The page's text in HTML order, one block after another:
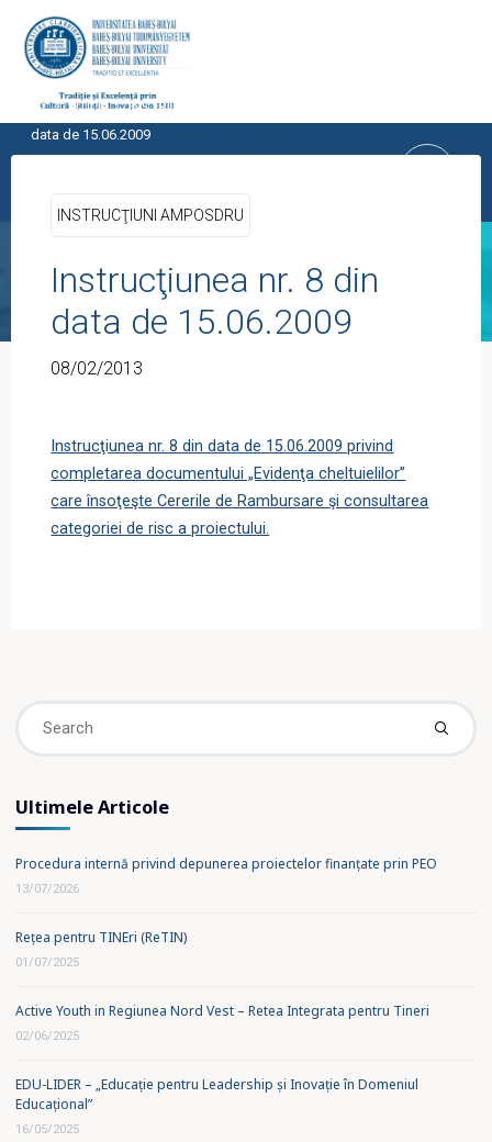
content
CENTRUL PROGRAMELOR
UNIVERSITATEA BABEŞ-BOLYAI, CLUJ-
HomeUTILE INSTRUCŢIUNI AMPOSDRU
data de 15.06.2009
INSTRUCŢIUNI AMPOSDRU
Instrucţiunea nr. 8 din
data de 15.06.2009
08/02/2013
Instrucţiunea nr. 8 din data de 15.06.2009 privind
completarea documentului „Evidenţa cheltuielilor”
care însoţeşte Cererile de Rambursare şi consultarea
categoriei de risc a proiectului.
Ultimele Articole
Procedura internă privind depunerea proiectelor finanțate prin PEO
13/07/2026
Rețea pentru TINEri (ReTIN)
01/07/2025
Active Youth in Regiunea Nord Vest – Retea Integrata pentru Tineri
02/06/2025
EDU-LIDER – „Educație pentru Leadership și Inovație în Domeniul
Educațional”
16/05/2025